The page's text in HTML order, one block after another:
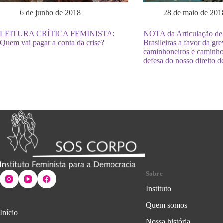
6 de junho de 2018
LEITURA CRÍTICA FEMINISTA:
Quem vai pagar a conta da crise?
28 de maio de
NOTA da Articulação
Brasileiras a favor da
caminhoneiros e
defesa do nosso direito
Início
Sobre
Instituto
Quem somos